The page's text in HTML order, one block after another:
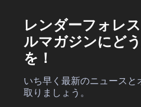
レンダーフォレ
ルマガジンにど
を！
いち早く最新のニュースと
取りましょう。